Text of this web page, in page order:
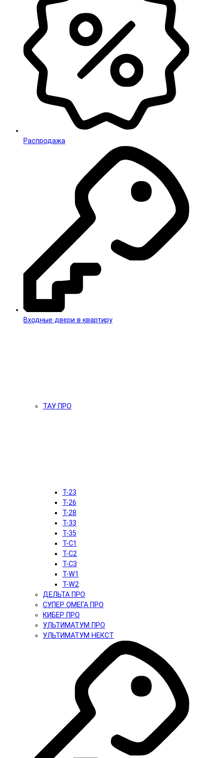
Распродажа
Входные двери в квартиру
ТАУ ПРО
T-23
T-26
T-28
T-33
T-35
T-C1
T-C2
T-C3
T-W1
T-W2
ДЕЛЬТА ПРО
СУПЕР ОМЕГА ПРО
КИБЕР ПРО
УЛЬТИМАТУМ ПРО
УЛЬТИМАТУМ НЕКСТ